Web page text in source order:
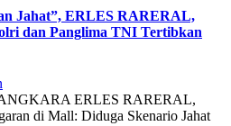
Jahat”, ERLES RARERAL,
dan Panglima TNI Tertibkan
ERLES RARERAL,
di Mall: Diduga Skenario Jahat